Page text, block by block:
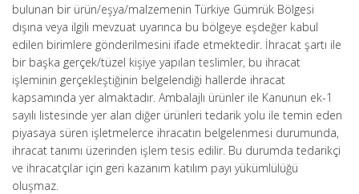
bulunan bir ürün/eşya/malzemenin Türkiye Gümrük Bölgesi
dışına veya ilgili mevzuat uyarınca bu bölgeye eşdeğer kabul
edilen birimlere gönderilmesini ifade etmektedir. İhracat şartı ile
bir başka gerçek/tüzel kişiye yapılan teslimler, bu ihracat
işleminin gerçekleştiğinin belgelendiği hallerde ihracat
kapsamında yer almaktadır. Ambalajlı ürünler ile Kanunun ek-1
sayılı listesinde yer alan diğer ürünleri tedarik yolu ile temin eden
piyasaya süren işletmelerce ihracatın belgelenmesi durumunda,
ihracat tanımı üzerinden işlem tesis edilir. Bu durumda tedarikçi
ve ihracatçılar için geri kazanım katılım payı yükümlülüğü
oluşmaz.